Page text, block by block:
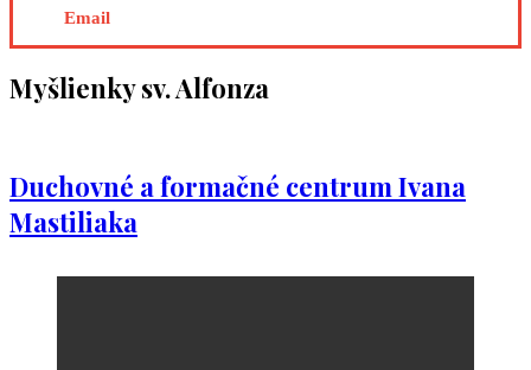
Email
Myšlienky sv. Alfonza
Duchovné a formačné centrum Ivana
Mastiliaka